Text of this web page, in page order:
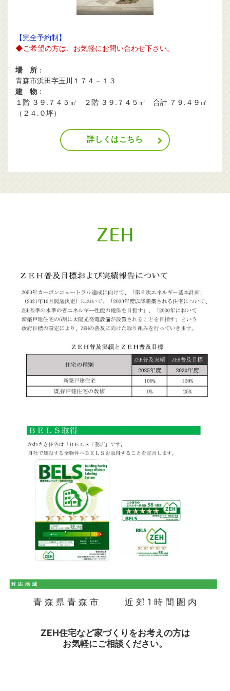
【完全予約制】
◆ご希望の方は、お気軽にお問い合わせ下さい。
場 所 ：
青森市浜田字玉川１７４－１３
建 物 ：
１階 ３９.７４５㎡ ２階 ３９.７４５㎡ 合計 ７９.４９㎡
（２４.０坪）
詳しくはこちら
青 森 県 青 森 市 近 郊 1 時 間 圏 内
ZEH住宅など家づくりをお考えの方は
お気軽にご相談ください。